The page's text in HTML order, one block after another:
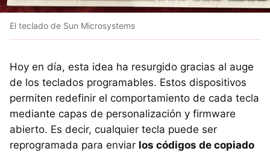
El teclado de Sun Microsystems
Hoy en día, esta idea ha resurgido gracias al auge
de los teclados programables. Estos dispositivos
permiten redefinir el comportamiento de cada tecla
mediante capas de personalización y firmware
abierto. Es decir, cualquier tecla puede ser
reprogramada para enviar los códigos de copiado